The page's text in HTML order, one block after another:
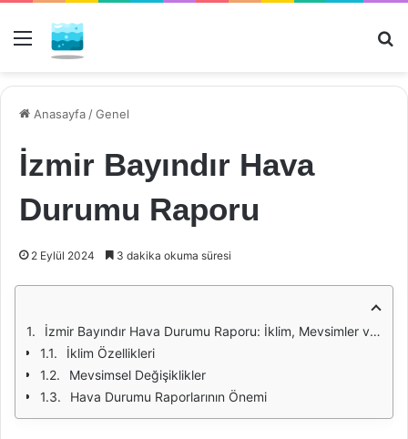
Menü
Anasayfa /Genel
İzmir Bayındır Hava
Durumu Raporu
2 Eylül 2024 3 dakika okuma süresi
İzmir Bayındır Hava Durumu Raporu: İklim, Mevsimler ve Yaşam Üzerindeki Etkileri
İklim Özellikleri
Mevsimsel Değişiklikler
Hava Durumu Raporlarının Önemi